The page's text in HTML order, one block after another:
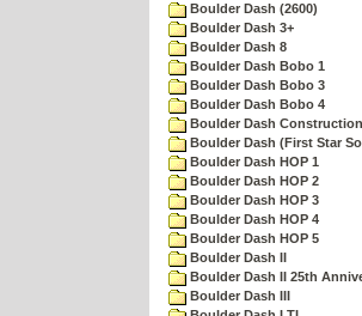
Boulder Dash (2600)
Boulder Dash 3+
Boulder Dash 8
Boulder Dash Bobo 1
Boulder Dash Bobo 3
Boulder Dash Bobo 4
Boulder Dash
Boulder Dash (First Star
Boulder Dash HOP 1
Boulder Dash HOP 2
Boulder Dash HOP 3
Boulder Dash HOP 4
Boulder Dash HOP 5
Boulder Dash II
Boulder Dash II 25th
Boulder Dash III